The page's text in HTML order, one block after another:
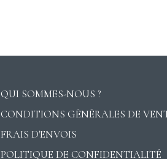
QUI SOMMES-NOUS ?
CONDITIONS GÉNÉRALES DE
FRAIS D'ENVOIS
POLITIQUE DE CONFIDENTIALITÉ